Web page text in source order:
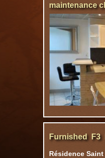
maintenance
Furnished F3
Résidence Saint